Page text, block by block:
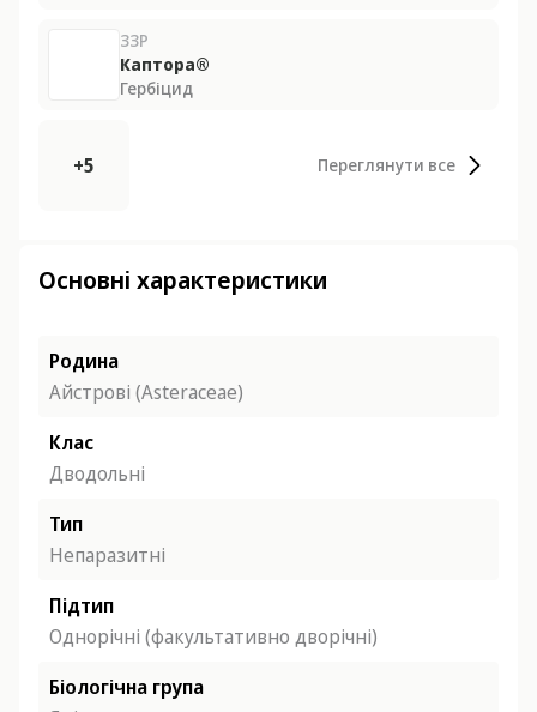
ЗЗР
Каптора®
Гербіцид
+5 Переглянути все
Основні характеристики
Родина
Айстрові (Asteraceae)
Клас
Дводольні
Тип
Непаразитні
Підтип
Однорічні (факультативно дворічні)
Біологічна група